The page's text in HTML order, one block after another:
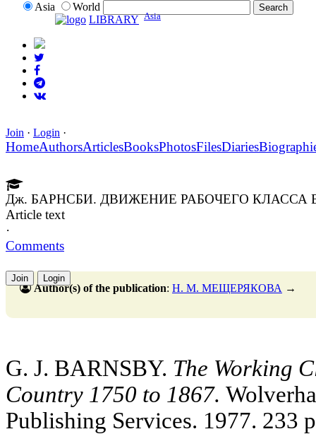
Asia
World
LIBRARY Asia
Join · Login ·
HomeAuthorsArticlesBooksPhotosFilesDiaries
Дж. БАРНСБИ. ДВИЖЕНИЕ РАБОЧЕГО КЛАССА
Article text
·
Comments
Join Login
Author(s) of the publication: Н. М. МЕЩЕРЯКОВА →
G. J. BARNSBY. The Working
Country 1750 to 1867.
Publishing Services. 1977. 233